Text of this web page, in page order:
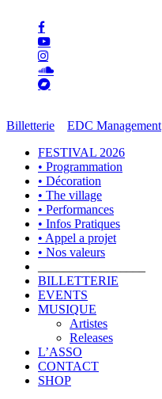
facebook
youtube
instagram
soundcloud
bandcamp
Billetterie
EDC Management
Close
Menu
FESTIVAL 2026
• Programmation
• Décoration
• The village
• Performances
• Infos Pratiques
• Appel a projet
• Nos valeurs
BILLETTERIE
EVENTS
MUSIQUE
Artistes
Releases
L’ASSO
CONTACT
SHOP